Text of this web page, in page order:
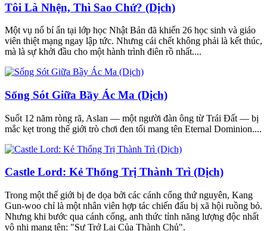
Tôi Là Nhện, Thì Sao Chứ? (Dịch)
Một vụ nổ bí ẩn tại lớp học Nhật Bản đã khiến 26 học sinh và giáo
viên thiệt mạng ngay lập tức. Nhưng cái chết không phải là kết thúc,
mà là sự khởi đầu cho một hành trình điên rồ nhất....
Sống Sót Giữa Bầy Ác Ma (Dịch)
Suốt 12 năm ròng rã, Aslan — một người đàn ông từ Trái Đất — bị
mắc kẹt trong thế giới trò chơi đen tối mang tên Eternal Dominion....
Castle Lord: Kẻ Thống Trị Thành Trì (Dịch)
Trong một thế giới bị đe dọa bởi các cánh cổng thứ nguyên, Kang
Gun-woo chỉ là một nhân viên hợp tác chiến đấu bị xã hội ruồng bỏ.
Nhưng khi bước qua cánh cổng, anh thức tỉnh năng lượng độc nhất
vô nhị mang tên: "Sự Trở Lại Của Thành Chủ".